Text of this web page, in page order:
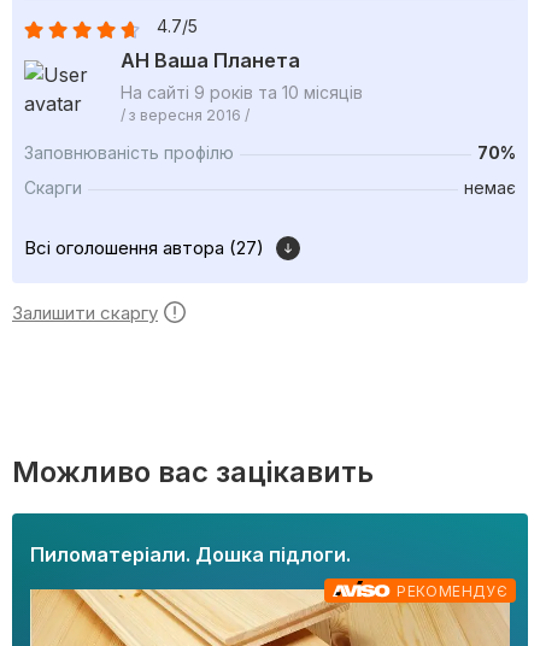
4.7/5
АН Ваша Планета
На сайті 9 років та 10 місяців
/ з вересня 2016 /
Заповнюваність профілю
70%
Скарги
немає
Всі оголошення автора (27)
Залишити скаргу
Можливо вас зацікавить
Пиломатеріали. Дошка підлоги.
РЕКОМЕНДУЄ